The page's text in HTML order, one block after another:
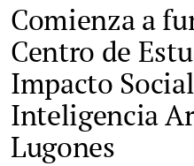
Comienza a
Centro de
Impacto
Inteligencia
Lugones